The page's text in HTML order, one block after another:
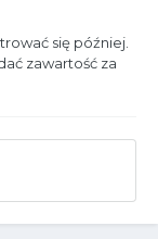
się później.
zawartość za